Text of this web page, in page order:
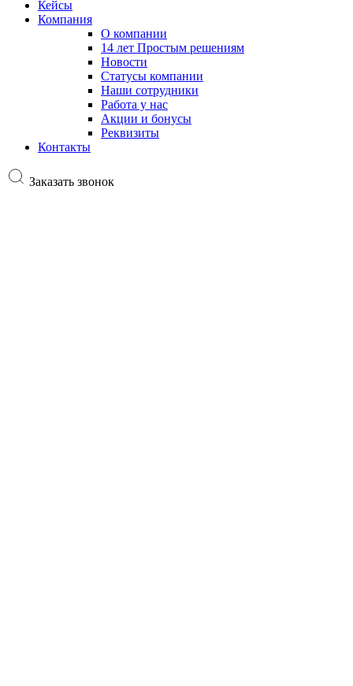
Кейсы
Компания
О компании
14 лет Простым решениям
Новости
Статусы компании
Наши сотрудники
Работа у нас
Акции и бонусы
Реквизиты
Контакты
Заказать звонок